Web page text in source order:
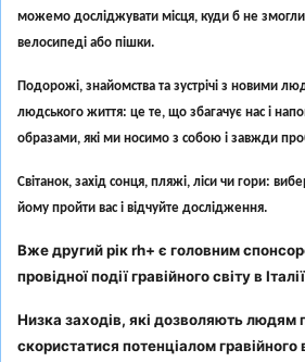
можемо досліджувати місця, куди б не змогли
велосипеді або пішки.
Подорожі, знайомства та зустрічі з новими
людського життя: це те, що збагачує нас і
образами, які ми носимо з собою і завжди
Світанок, захід сонця, пляжі, ліси чи гори:
йому пройти вас і відчуйте дослідження.
Вже другий рік rh+ є головним
провідної події гравійного світу в
Низка заходів, які дозволяють людям
скористатися потенціалом гравійного